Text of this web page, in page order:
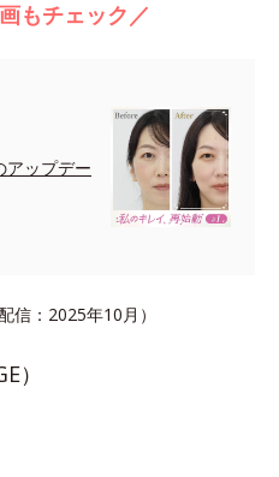
もチェック／
アップデー
：2025年10月）
）